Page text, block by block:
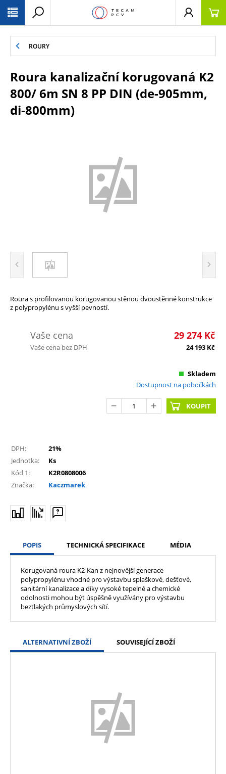
ROURY
Roura kanalizační korugovaná K2
800/ 6m SN 8 PP DIN (de-905mm,
di-800mm)
Roura s profilovanou korugovanou stěnou dvoustěnné konstrukce
z polypropylénu s vyšší pevností.
Vaše cena 29 274 Kč
Vaše cena bez DPH 24 193 Kč
Skladem
Dostupnost na pobočkách
KOUPIT
DPH:
21%
Jednotka:
Ks
Kód 1:
K2R0808006
Značka:
Kaczmarek
POPIS TECHNICKÁ SPECIFIKACE MÉDIA
Korugovaná roura K2-Kan z nejnovější generace
polypropylénu vhodné pro výstavbu splaškové, dešťové,
sanitární kanalizace a díky vysoké tepelné a chemické
odolnosti mohou být úspěšně využívány pro výstavbu
beztlakých průmyslových sítí.
ALTERNATIVNÍ ZBOŽÍ SOUVISEJÍCÍ ZBOŽÍ